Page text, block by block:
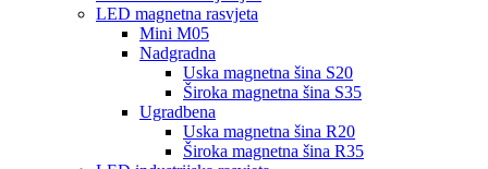
LED magnetna rasvjeta
Mini M05
Nadgradna
Uska magnetna šina S20
Široka magnetna šina S35
Ugradbena
Uska magnetna šina R20
Široka magnetna šina R35